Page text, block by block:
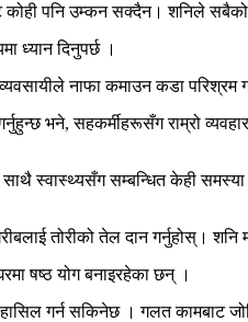
पनि उम्कन सक्दैन। शनिले
ध्यान दिनुपर्छ ।
नाफा कमाउन कडा परिश्रम
भने, सहकर्मीहरूसँग राम्रो
स्वास्थ्यसँग सम्बन्धित केही
तोरीको तेल दान गर्नुहोस्। शनि
षष्ठ योग बनाइरहेका छन् ।
हासिल गर्न सकिनेछ । गलत कामबाट